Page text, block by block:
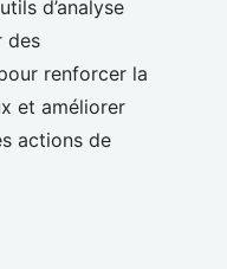
d’analyse
des
renforcer la
et améliorer
actions de